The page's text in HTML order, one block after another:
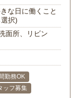
な日に働くこと
択)
面所、リビン
勤務OK
ッフ募集